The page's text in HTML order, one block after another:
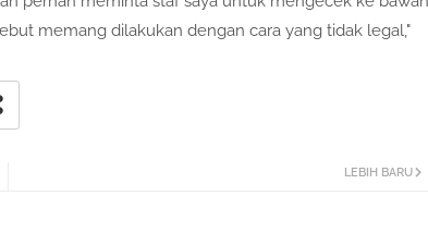
memang dilakukan dengan cara yang tidak legal,"
LEBIH BARU